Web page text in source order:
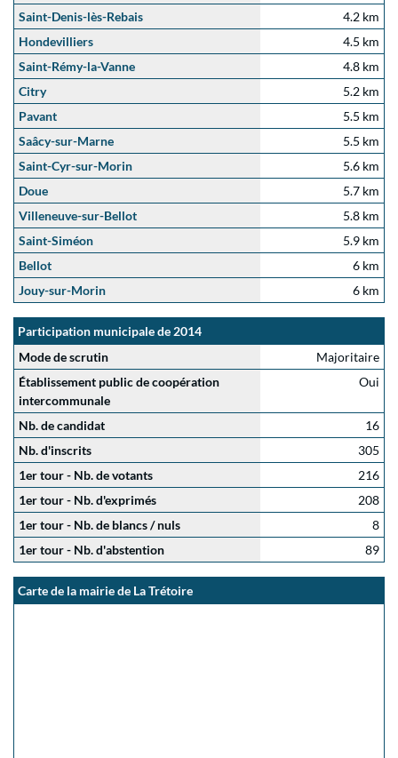
Saint-Denis-lès-Rebais
4.2 km
Hondevilliers
4.5 km
Saint-Rémy-la-Vanne
4.8 km
Citry
5.2 km
Pavant
5.5 km
Saâcy-sur-Marne
5.5 km
Saint-Cyr-sur-Morin
5.6 km
Doue
5.7 km
Villeneuve-sur-Bellot
5.8 km
Saint-Siméon
5.9 km
Bellot
6 km
Jouy-sur-Morin
6 km
Participation municipale de 2014
Mode de scrutin
Majoritaire
Établissement public de coopération
intercommunale
Oui
Nb. de candidat
16
Nb. d'inscrits
305
1er tour - Nb. de votants
216
1er tour - Nb. d'exprimés
208
1er tour - Nb. de blancs / nuls
8
1er tour - Nb. d'abstention
89
Carte de la mairie de La Trétoire